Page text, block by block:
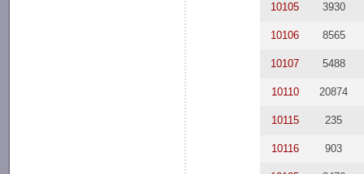
10105 3930
10106 8565
10107 5488
10110 20874
10115 235
10116 903